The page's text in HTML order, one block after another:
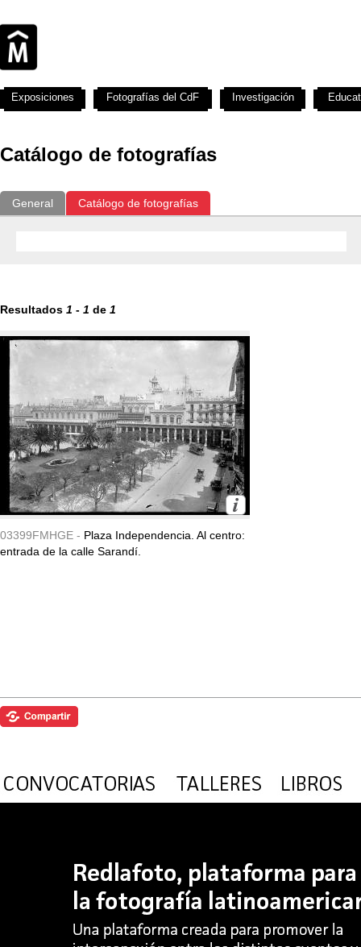
Catálogo de fotografías
General Catálogo de fotografías
Resultados 1 - 1 de 1
03399FMHGE - Plaza Independencia. Al centro:
entrada de la calle Sarandí.
Exposiciones Fotografías del CdF Investigación